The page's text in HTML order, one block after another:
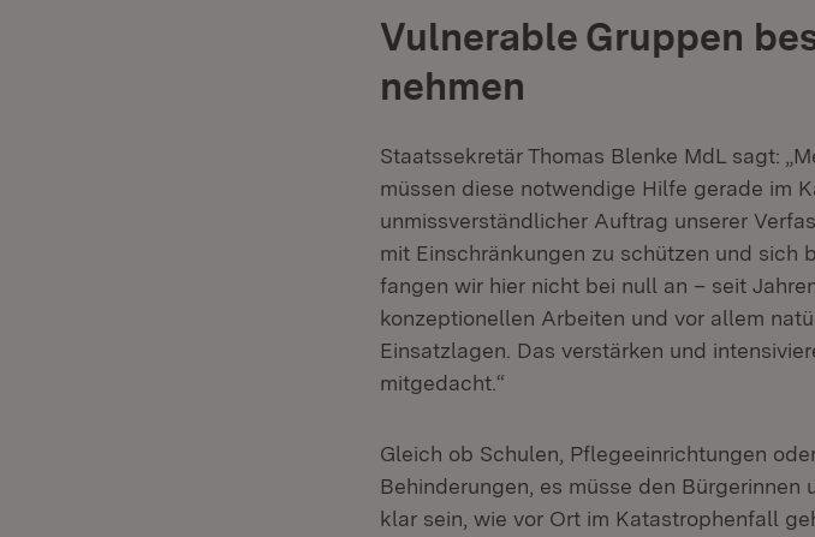
Vulnerable Gruppen
nehmen
Staatssekretär Thomas Blenke MdL sagt:
müssen diese notwendige Hilfe gerade im
unmissverständlicher Auftrag unserer
mit Einschränkungen zu schützen und sich
fangen wir hier nicht bei null an – seit
konzeptionellen Arbeiten und vor allem
Einsatzlagen. Das verstärken und
mitgedacht.“
Gleich ob Schulen, Pflegeeinrichtungen
Behinderungen, es müsse den
klar sein, wie vor Ort im Katastrophenfall